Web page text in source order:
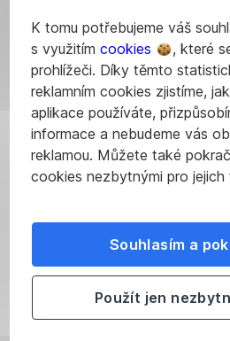
K tomu potřebujeme váš
s využitím cookies
, které
prohlížeči. Díky těmto
reklamním cookies zjistíme,
aplikace používáte,
informace a nebudeme vás
reklamou. Můžete také
cookies nezbytnými pro jejich
Souhlasím a
Použít jen